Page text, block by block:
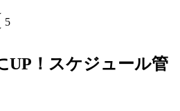
5
UP！スケジュール管